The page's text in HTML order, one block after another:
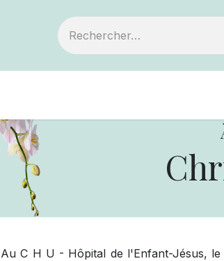
Au C H U - Hôpital de l'Enfant-Jésus, le